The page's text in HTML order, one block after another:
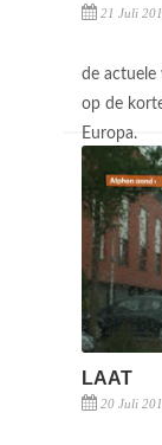
21 Juli
de actuele
op de
Europa.
LAAT
20 Juli